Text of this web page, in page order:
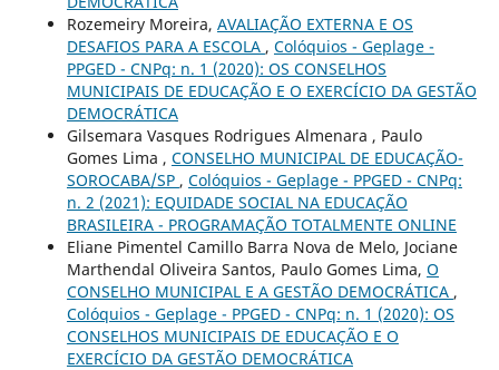
Rozemeiry Moreira, AVALIAÇÃO EXTERNA E OS
DESAFIOS PARA A ESCOLA , Colóquios - Geplage -
PPGED - CNPq: n. 1 (2020): OS CONSELHOS
MUNICIPAIS DE EDUCAÇÃO E O EXERCÍCIO DA GESTÃO
DEMOCRÁTICA
Gilsemara Vasques Rodrigues Almenara , Paulo
Gomes Lima , CONSELHO MUNICIPAL DE EDUCAÇÃO-
SOROCABA/SP , Colóquios - Geplage - PPGED - CNPq:
n. 2 (2021): EQUIDADE SOCIAL NA EDUCAÇÃO
BRASILEIRA - PROGRAMAÇÃO TOTALMENTE ONLINE
Eliane Pimentel Camillo Barra Nova de Melo, Jociane
Marthendal Oliveira Santos, Paulo Gomes Lima, O
CONSELHO MUNICIPAL E A GESTÃO DEMOCRÁTICA ,
Colóquios - Geplage - PPGED - CNPq: n. 1 (2020): OS
CONSELHOS MUNICIPAIS DE EDUCAÇÃO E O
EXERCÍCIO DA GESTÃO DEMOCRÁTICA